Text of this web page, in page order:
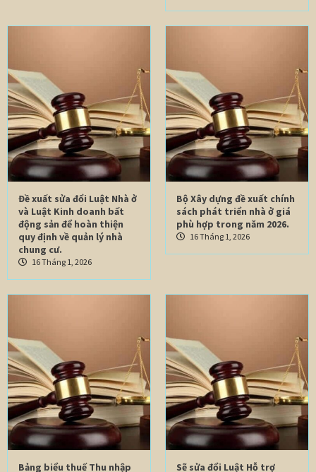
Đề xuất sửa đổi Luật Nhà ở
và Luật Kinh doanh bất
động sản để hoàn thiện
quy định về quản lý nhà
chung cư.
16 Tháng 1, 2026
Bộ Xây dựng đề xuất chính
sách phát triển nhà ở giá
phù hợp trong năm 2026.
16 Tháng 1, 2026
Bảng biểu thuế Thu nhập Sẽ sửa đổi Luật Hỗ trợ